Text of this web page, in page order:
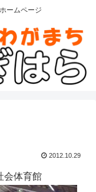
ームページ
2012.10.29
会体育館